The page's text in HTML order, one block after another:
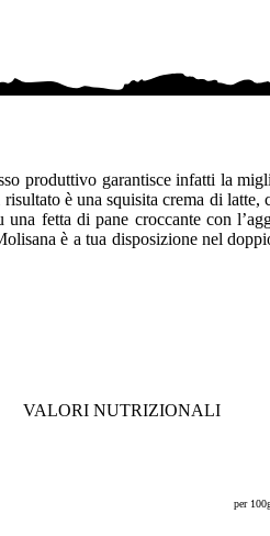
produttivo garantisce infatti la
è una squisita crema di
fetta di pane croccante con
è a tua disposizione nel
VALORI NUTRIZIONALI
per